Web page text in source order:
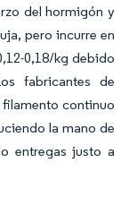
del hormigón y
pero incurre en
0,18/kg debido
fabricantes de
filamento continuo
la mano de
entregas justo a